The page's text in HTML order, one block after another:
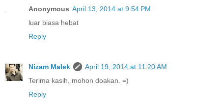
Anonymous April 13, 2014 at 9:54 PM
luar biasa hebat
Reply
Nizam Malek
April 19, 2014 at 11:20 AM
Terima kasih, mohon doakan. =)
Reply